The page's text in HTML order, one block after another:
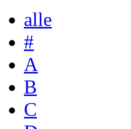
alle
#
A
B
C